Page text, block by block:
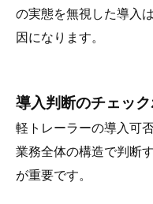
の実態を無視した導入
因になります。
導入判断のチェッ
軽トレーラーの導入可
業務全体の構造で判断
が重要です。